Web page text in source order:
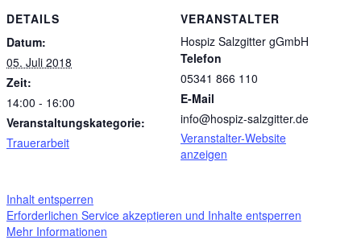
DETAILS
Datum:
05. Juli 2018
Zeit:
14:00 - 16:00
Veranstaltungskategorie:
Trauerarbeit
VERANSTALTER
Hospiz Salzgitter gGmbH
Telefon
05341 866 110
E-Mail
info@hospiz-salzgitter.de
Veranstalter-Website
anzeigen
Inhalt entsperren
Erforderlichen Service akzeptieren und Inhalte entsperren
Mehr Informationen